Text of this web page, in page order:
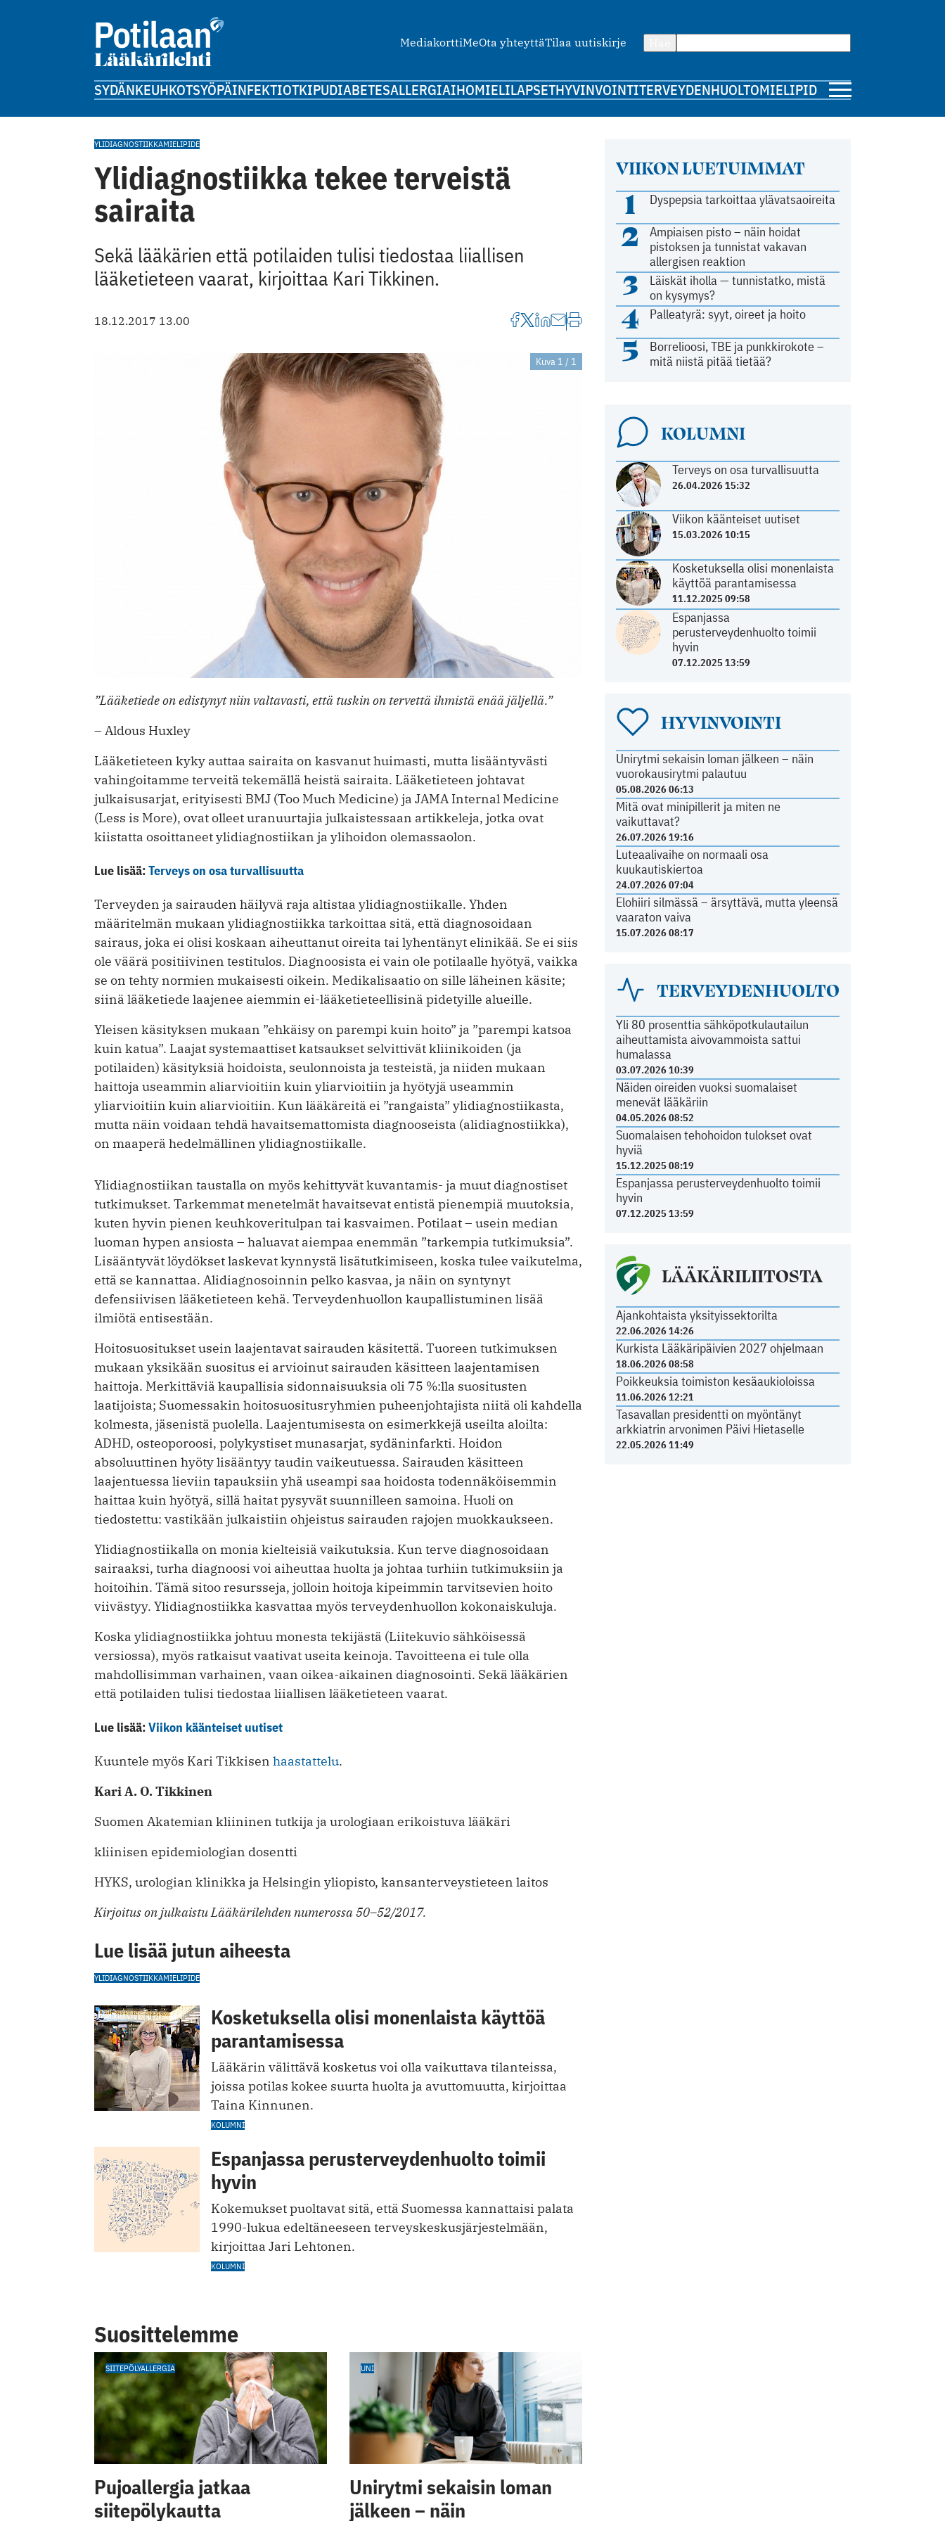
MediakorttiMeOta yhteyttäTilaa uutiskirje
SYDÄNKEUHKOTSYÖPÄINFEKTIOTKIPUDIABETESALLERGIAIHOMIELILAPSETHYVINVOINTITERVEYDENHUOLTOMIELIPIDE
VIIKON LUETUIMMAT
1 Dyspepsia tarkoittaa ylävatsaoireita
2
Ampiaisen pisto – näin hoidat
pistoksen ja tunnistat vakavan
allergisen reaktion
3
Läiskät iholla — tunnistatko, mistä
on kysymys?
4 Palleatyrä: syyt, oireet ja hoito
5
Borrelioosi, TBE ja punkkirokote –
mitä niistä pitää tietää?
KOLUMNI
Terveys on osa turvallisuutta
26.04.2026 15:32
Viikon käänteiset uutiset
15.03.2026 10:15
Kosketuksella olisi monenlaista
käyttöä parantamisessa
11.12.2025 09:58
Espanjassa
perusterveydenhuolto toimii
hyvin
07.12.2025 13:59
HYVINVOINTI
Unirytmi sekaisin loman jälkeen – näin
vuorokausirytmi palautuu
05.08.2026 06:13
Mitä ovat minipillerit ja miten ne
vaikuttavat?
26.07.2026 19:16
Luteaalivaihe on normaali osa
kuukautiskiertoa
24.07.2026 07:04
Elohiiri silmässä – ärsyttävä, mutta yleensä
vaaraton vaiva
15.07.2026 08:17
TERVEYDENHUOLTO
Yli 80 prosenttia sähköpotkulautailun
aiheuttamista aivovammoista sattui
humalassa
03.07.2026 10:39
Näiden oireiden vuoksi suomalaiset
menevät lääkäriin
04.05.2026 08:52
Suomalaisen tehohoidon tulokset ovat
hyviä
15.12.2025 08:19
Espanjassa perusterveydenhuolto toimii
hyvin
07.12.2025 13:59
LÄÄKÄRILIITOSTA
Ajankohtaista yksityissektorilta
22.06.2026 14:26
Kurkista Lääkäripäivien 2027 ohjelmaan
18.06.2026 08:58
Poikkeuksia toimiston kesäaukioloissa
11.06.2026 12:21
Tasavallan presidentti on myöntänyt
arkkiatrin arvonimen Päivi Hietaselle
22.05.2026 11:49
YLIDIAGNOSTIIKKAMIELIPIDE
Ylidiagnostiikka tekee terveistä
sairaita
Sekä lääkärien että potilaiden tulisi tiedostaa liiallisen
lääketieteen vaarat, kirjoittaa Kari Tikkinen.
18.12.2017 13.00
Kuva 1 / 1
”Lääketiede on edistynyt niin valtavasti, että tuskin on tervettä ihmistä enää jäljellä.”
– Aldous Huxley
Lääketieteen kyky auttaa sairaita on kasvanut huimasti, mutta lisääntyvästi
vahingoitamme terveitä tekemällä heistä sairaita. Lääketieteen johtavat
julkaisusarjat, erityisesti BMJ (Too Much Medicine) ja JAMA Internal Medicine
(Less is More), ovat olleet uranuurtajia julkaistessaan artikkeleja, jotka ovat
kiistatta osoittaneet ylidiagnostiikan ja ylihoidon olemassaolon.
Lue lisää:Terveys on osa turvallisuutta
Terveyden ja sairauden häilyvä raja altistaa ylidiagnostiikalle. Yhden
määritelmän mukaan ylidiagnostiikka tarkoittaa sitä, että diagnosoidaan
sairaus, joka ei olisi koskaan aiheuttanut oireita tai lyhentänyt elinikää. Se ei siis
ole väärä positiivinen testitulos. Diagnoo­sista ei vain ole potilaalle hyötyä, vaikka
se on tehty normien mukaisesti oikein. Medi­kalisaatio on sille läheinen käsite;
siinä lääke­tiede laajenee aiemmin ei-lääketieteellisinä pidetyille alueille.
Yleisen käsityksen mukaan ”ehkäisy on parempi kuin hoito” ja ”parempi katsoa
kuin katua”. Laajat systemaattiset katsaukset selvittivät kliinikoiden (ja
potilaiden) käsityksiä hoidoista, seulonnoista ja testeistä, ja niiden mukaan
haittoja useammin aliarvioitiin kuin yliarvioitiin ja hyötyjä useammin
yliarvioitiin kuin aliarvioitiin. Kun lääkäreitä ei ”rangaista” ylidiagnostiikasta,
mutta näin voidaan tehdä havaitsemattomista diagnooseista (alidiagnostiikka),
on maaperä hedelmällinen ylidiagnostiikalle.
Ylidiagnostiikan taustalla on myös kehittyvät kuvantamis- ja muut diagnostiset
tutkimukset. Tarkemmat menetelmät havaitsevat entistä pienempiä muutoksia,
kuten hyvin pienen keuhkoveritulpan tai kasvaimen. Potilaat – usein median
luoman hypen ansiosta – haluavat aiempaa enemmän ”tarkempia tutkimuksia”.
Lisääntyvät löydökset laskevat kyn­nystä lisätutkimiseen, koska tulee vaikutelma,
että se kannattaa. Alidiagnosoinnin pelko kasvaa, ja näin on syntynyt
defensiivisen lääketieteen kehä. Terveydenhuollon kaupallistuminen lisää
ilmiötä entisestään.
Hoitosuositukset usein laajentavat sairauden käsitettä. Tuoreen tutkimuksen
mukaan yksikään suositus ei arvioinut sairauden käsitteen laajentamisen
haittoja. Merkittäviä kaupallisia sidonnaisuuksia oli 75 %:lla suositusten
laatijoista; Suomessakin hoitosuositusryhmien puheenjohtajista niitä oli kahdella
kolmesta, jäsenistä puolella. Laajentumisesta on esimerkkejä useilta aloilta:
ADHD, osteoporoosi, polykystiset munasarjat, sydäninfarkti. Hoidon
absoluuttinen hyöty lisääntyy taudin vaikeutuessa. Sairauden käsitteen
laajentuessa lieviin tapauksiin yhä useampi saa hoidosta todennäköisemmin
haittaa kuin hyötyä, sillä haitat pysyvät suunnilleen samoina. Huoli on
tiedostettu: vastikään julkaistiin ohjeistus sairauden rajojen muokkaukseen.
Ylidiagnostiikalla on monia kielteisiä vaikutuksia. Kun terve diagnosoidaan
sairaaksi, turha diagnoosi voi aiheuttaa huolta ja johtaa turhiin tutkimuksiin ja
hoitoihin. Tämä sitoo resursseja, jolloin hoitoja kipeimmin tarvitsevien hoito
viivästyy. Ylidiagnostiikka kasvattaa myös terveydenhuollon kokonaiskuluja.
Koska ylidiagnostiikka johtuu monesta tekijästä (Liitekuvio sähköisessä
versiossa), myös ratkaisut vaativat useita keinoja. Tavoitteena ei tule olla
mahdollisimman varhainen, vaan oikea-aikainen diagnosointi. Sekä lääkärien
että potilaiden tulisi tiedostaa liiallisen lääketieteen vaarat.
Lue lisää:Viikon käänteiset uutiset
Kuuntele myös Kari Tikkisen haastattelu.
Kari A. O. Tikkinen
Suomen Akatemian kliininen tutkija ja urologiaan erikoistuva lääkäri
kliinisen epidemiologian dosentti
HYKS, urologian klinikka ja Helsingin yliopisto, kansanterveystieteen laitos
Kirjoitus on julkaistu Lääkärilehden numerossa 50–52/2017.
Lue lisää jutun aiheesta
YLIDIAGNOSTIIKKAMIELIPIDE
Kosketuksella olisi monenlaista käyttöä
parantamisessa
Lääkärin välittävä kosketus voi olla vaikuttava tilanteissa,
joissa potilas kokee suurta huolta ja avuttomuutta, kirjoittaa
Taina Kinnunen.
KOLUMNI
Espanjassa perusterveydenhuolto toimii
hyvin
Kokemukset puoltavat sitä, että Suomessa kannattaisi palata
1990-lukua edeltäneeseen terveyskeskusjärjestelmään,
kirjoittaa Jari Lehtonen.
KOLUMNI
Suosittelemme
SIITEPÖLYALLERGIA
Pujoallergia jatkaa
siitepölykautta
UNI
Unirytmi sekaisin loman
jälkeen – näin